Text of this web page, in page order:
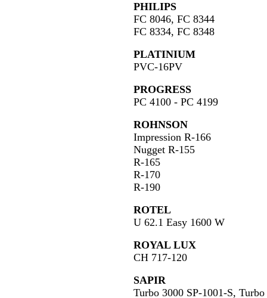
PHILIPS
FC 8046, FC 8344
FC 8334, FC 8348
PLATINIUM
PVC-16PV
PROGRESS
PC 4100 - PC 4199
ROHNSON
Impression R-166
Nugget R-155
R-165
R-170
R-190
ROTEL
U 62.1 Easy 1600 W
ROYAL LUX
CH 717-120
SAPIR
Turbo 3000 SP-1001-S,